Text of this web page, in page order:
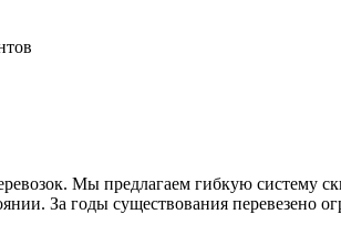
Мы предлагаем гибкую систему
За годы существования перевезено